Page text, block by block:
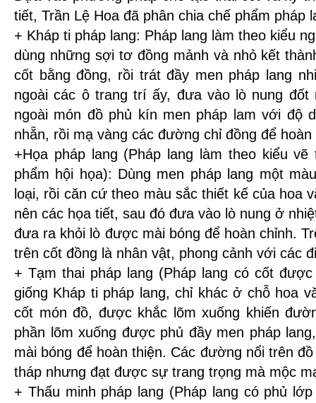
tiết, Trần Lệ Hoa đã phân chia chế phẩm pháp
+ Kháp ti pháp lang: Pháp lang làm theo kiểu
dùng những sợi tơ đồng mảnh và nhỏ kết
cốt bằng đồng, rồi trát đầy men pháp lang
ngoài các ô trang trí ấy, đưa vào lò nung đốt
ngoài món đồ phủ kín men pháp lam với độ
nhẵn, rồi mạ vàng các đường chỉ đồng để
+Họa pháp lang (Pháp lang làm theo kiểu
phẩm hội họa): Dùng men pháp lang một
loại, rồi căn cứ theo màu sắc thiết kế của hoa
nên các họa tiết, sau đó đưa vào lò nung ở
đưa ra khỏi lò được mài bóng để hoàn chỉnh.
trên cốt đồng là nhân vật, phong cảnh với các
+ Tạm thai pháp lang (Pháp lang có cốt
giống Kháp ti pháp lang, chỉ khác ở chỗ hoa
cốt món đồ, được khắc lõm xuống khiến
phần lõm xuống được phủ đầy men pháp
mài bóng để hoàn thiện. Các đường nổi trên
tháp nhưng đạt được sự trang trọng mà mộc
+ Thấu minh pháp lang (Pháp lang có phủ